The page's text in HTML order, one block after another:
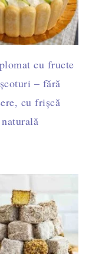
cu fructe
– fără
cu frișcă
naturală